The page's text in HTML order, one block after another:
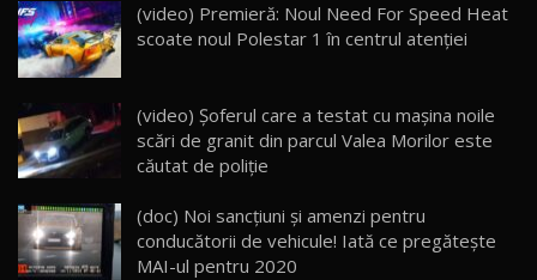
22
Noua Mazda 6e / Test Drive AutoBlog.MD
26:59
23
Lynk & Co 01 / Test Drive AutoBlog.MD
25:19
24
Van Electric Testat în Moldova / AutoBlog.MD
26:38
(video) Premieră: Noul Need For Speed Heat
scoate noul Polestar 1 în centrul atenţiei
(video) Şoferul care a testat cu maşina noile
scări de granit din parcul Valea Morilor este
căutat de poliţie
(doc) Noi sancţiuni şi amenzi pentru
conducătorii de vehicule! Iată ce pregăteşte
MAI-ul pentru 2020